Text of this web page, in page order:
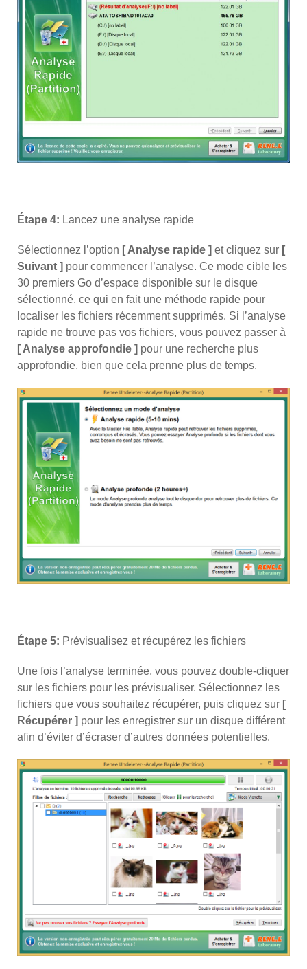
Étape 4: Lancez une analyse rapide
Sélectionnez l’option [ Analyse rapide ] et cliquez sur [
Suivant ] pour commencer l’analyse. Ce mode cible les
30 premiers Go d’espace disponible sur le disque
sélectionné, ce qui en fait une méthode rapide pour
localiser les fichiers récemment supprimés. Si l’analyse
rapide ne trouve pas vos fichiers, vous pouvez passer à
[ Analyse approfondie ] pour une recherche plus
approfondie, bien que cela prenne plus de temps.
Étape 5: Prévisualisez et récupérez les fichiers
Une fois l’analyse terminée, vous pouvez double-cliquer
sur les fichiers pour les prévisualiser. Sélectionnez les
fichiers que vous souhaitez récupérer, puis cliquez sur [
Récupérer ] pour les enregistrer sur un disque différent
afin d’éviter d’écraser d’autres données potentielles.